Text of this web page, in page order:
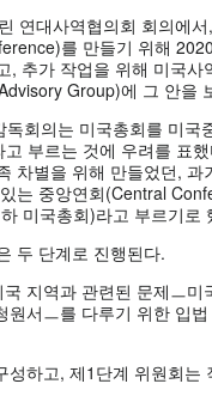
연대사역협의회 회의에
를 만들기 위해
, 추가 작업을 위해 미국사
Group)에 그 안을
독회의는 미국총회를 미국
부르는 것에 우려를 표
차별을 위해 만들었던, 과
는 중앙연회(Central
미국총회)라고 부르기로
두 단계로 진행된다.
지역과 관련된 문제ㅡ미
원서ㅡ를 다루기 위한 입
성하고, 제1단계 위원회는